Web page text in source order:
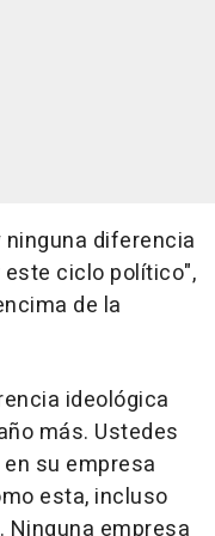
ninguna diferencia
ciclo político",
de la
ideológica
más. Ustedes
su empresa
esta, incluso